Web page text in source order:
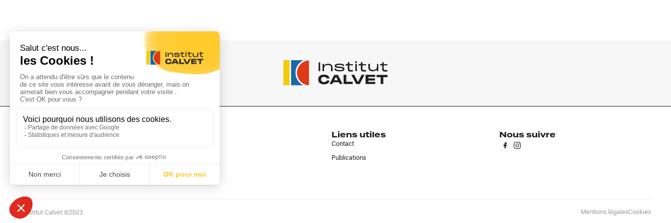
L'Institut Calvet
Collections
Musées & Bibliothèques
Prêts et dépôts
Liens utiles
Contact
Publications
Nous suivre
L'institut Calvet ©2023 Mentions légalesCookies